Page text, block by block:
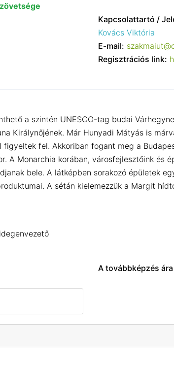
Kapcsolattartó /
Kovács Viktória
E-mail:
Regisztrációs link:
a szintén UNESCO-tag budai
Királynőjének. Már Hunyadi Mátyás is
fel. Akkoriban fogant meg a
A Monarchia korában, városfejlesztőink és
bele. A látképben sorakozó épületek
A sétán kielemezzük a Margit
A továbbképzés